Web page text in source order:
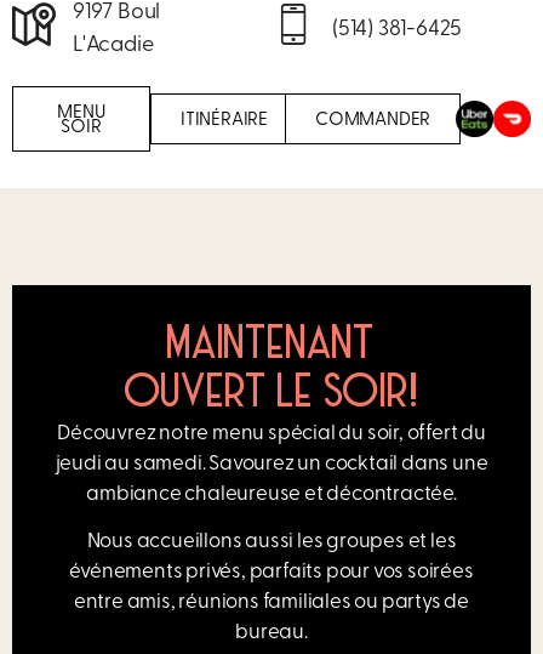
9197 Boul
L'Acadie
(514) 381-6425
MENU
SOIR
ITINÉRAIRE COMMANDER
MAINTENANT
OUVERT LE SOIR!
Découvrez notre menu spécial du soir, offert du
jeudi au samedi. Savourez un cocktail dans une
ambiance chaleureuse et décontractée.
Nous accueillons aussi les groupes et les
événements privés, parfaits pour vos soirées
entre amis, réunions familiales ou partys de
bureau.